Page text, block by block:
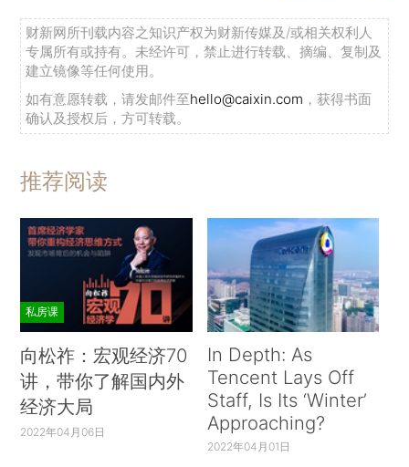
财新网所刊载内容之知识产权为财新传媒及/或相关权利人
专属所有或持有。未经许可，禁止进行转载、摘编、复制及
建立镜像等任何使用。
如有意愿转载，请发邮件至hello@caixin.com ，获得书面
确认及授权后，方可转载。
推荐阅读
私房课
向松祚：宏观经济70
讲，带你了解国内外
经济大局
2022年04月06日
In Depth: As
Tencent Lays Off
Staff, Is Its ‘Winter’
Approaching?
2022年04月01日